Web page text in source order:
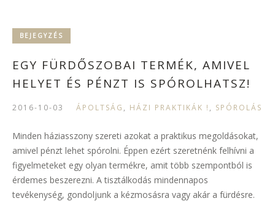
BEJEGYZÉS
EGY FÜRDŐSZOBAI TERMÉK, AMIVEL
HELYET ÉS PÉNZT IS SPÓROLHATSZ!
2016-10-03 ÁPOLTSÁG , HÁZI PRAKTIKÁK ! , SPÓROLÁS
Minden háziasszony szereti azokat a praktikus megoldásokat,
amivel pénzt lehet spórolni. Éppen ezért szeretnénk felhívni a
figyelmeteket egy olyan termékre, amit több szempontból is
érdemes beszerezni. A tisztálkodás mindennapos
tevékenység, gondoljunk a kézmosásra vagy akár a fürdésre.